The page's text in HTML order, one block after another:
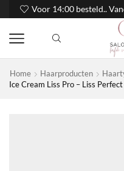
Voor 14:00 besteld..
Home Haarproducten
Ice Cream Liss Pro – Liss